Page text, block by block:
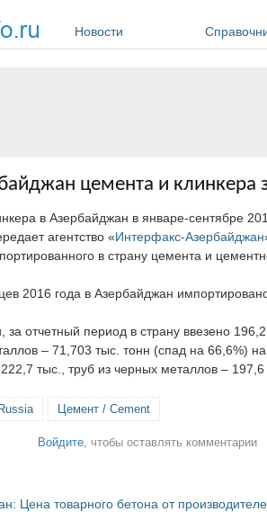
Новости
цемента и клинкера
в Азербайджан в январе-сентябре
агентство «Интерфакс-Азербайджан
в страну цемента и
2016 года в Азербайджан
за отчетный период в страну ввезено
– 71,703 тыс. тонн (спад на 66,6%)
тыс., труб из черных металлов –
Цемент / Cement
Войдите , чтобы оставлять комментарии
Цена товарного бетона от